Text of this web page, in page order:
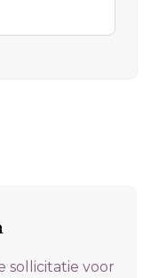
sollicitatie voor